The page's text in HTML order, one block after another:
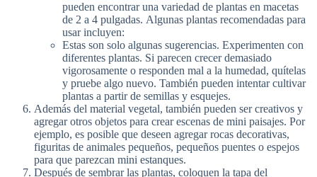
pueden encontrar una variedad de plantas en macetas
de 2 a 4 pulgadas. Algunas plantas recomendadas para
usar incluyen:
Estas son solo algunas sugerencias. Experimenten con
diferentes plantas. Si parecen crecer demasiado
vigorosamente o responden mal a la humedad, quítelas
y pruebe algo nuevo. También pueden intentar cultivar
plantas a partir de semillas y esquejes.
Además del material vegetal, también pueden ser creativos y
agregar otros objetos para crear escenas de mini paisajes. Por
ejemplo, es posible que deseen agregar rocas decorativas,
figuritas de animales pequeños, pequeños puentes o espejos
para que parezcan mini estanques.
Después de sembrar las plantas, coloquen la tapa del